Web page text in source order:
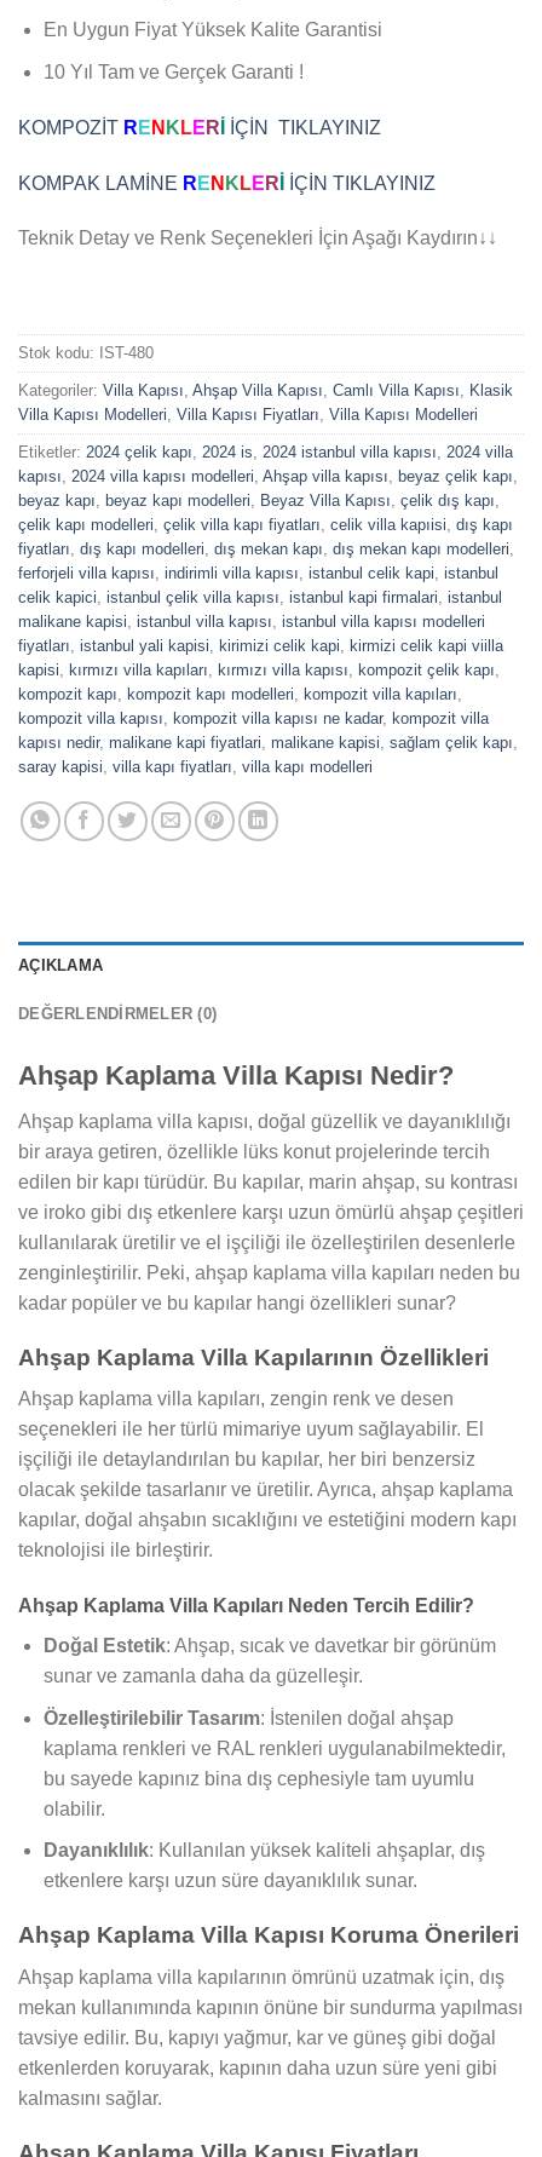
En Uygun Fiyat Yüksek Kalite Garantisi
10 Yıl Tam ve Gerçek Garanti !
KOMPOZİT R E N K LE R İÇİN TIKLAYINIZ
KOMPAK LAMİNE R E N K LE R İÇİN TIKLAYINIZ
Teknik Detay ve Renk Seçenekleri İçin Aşağı Kaydırın↓↓
Stok kodu: IST-480
Kategoriler: Villa Kapısı Ahşap Villa Kapısı Camlı Villa Kapısı
Klasik
Villa Kapısı Modelleri Villa Kapısı Fiyatları Villa Kapısı Modelleri
Etiketler: 2024 çelik kapı 2024 is 2024 istanbul villa kapısı
2024 villa
kapısı
2024 villa kapısı modelleri Ahşap villa kapısı beyaz çelik kapı
beyaz kapı
beyaz kapı modelleri Beyaz Villa Kapısı çelik dış kapı
çelik kapı modelleri çelik villa kapı fiyatları celik villa kapıisi dış kapı
fiyatları dış kapı modelleri dış mekan kapı dış mekan kapı modelleri
ferforjeli villa kapısı indirimli villa kapısı istanbul celik kapi istanbul
celik kapici istanbul çelik villa kapısı istanbul kapi firmalari istanbul
malikane kapisi istanbul villa kapısı istanbul villa kapısı modelleri
fiyatları istanbul yali kapisi kirimizi celik kapi
kirmizi celik kapi viilla
kapisi
kırmızı villa kapıları kırmızı villa kapısı kompozit çelik kapı
kompozit kapı
kompozit kapı modelleri kompozit villa kapıları
kompozit villa kapısı
kompozit villa kapısı ne kadar, kompozit villa
kapısı nedir, malikane kapi fiyatlari malikane kapisi sağlam çelik kapı
saray kapisi villa kapı fiyatları villa kapı modelleri
AÇIKLAMA
DEĞERLENDIRMELER (0)
Ahşap Kaplama Villa Kapısı Nedir?
Ahşap kaplama villa kapısı, doğal güzellik ve dayanıklılığı
bir araya getiren, özellikle lüks konut projelerinde tercih
edilen bir kapı türüdür. Bu kapılar, marin ahşap, su kontrası
ve iroko gibi dış etkenlere karşı uzun ömürlü ahşap çeşitleri
kullanılarak üretilir ve el işçiliği ile özelleştirilen desenlerle
zenginleştirilir. Peki, ahşap kaplama villa kapıları neden bu
kadar popüler ve bu kapılar hangi özellikleri sunar?
Ahşap Kaplama Villa Kapılarının Özellikleri
Ahşap kaplama villa kapıları, zengin renk ve desen
seçenekleri ile her türlü mimariye uyum sağlayabilir. El
işçiliği ile detaylandırılan bu kapılar, her biri benzersiz
olacak şekilde tasarlanır ve üretilir. Ayrıca, ahşap kaplama
kapılar, doğal ahşabın sıcaklığını ve estetiğini modern kapı
teknolojisi ile birleştirir.
Ahşap Kaplama Villa Kapıları Neden Tercih Edilir?
Doğal Estetik: Ahşap, sıcak ve davetkar bir görünüm
sunar ve zamanla daha da güzelleşir.
Özelleştirilebilir Tasarım: İstenilen doğal ahşap
kaplama renkleri ve RAL renkleri uygulanabilmektedir,
bu sayede kapınız bina dış cephesiyle tam uyumlu
olabilir.
Dayanıklılık: Kullanılan yüksek kaliteli ahşaplar, dış
etkenlere karşı uzun süre dayanıklılık sunar.
Ahşap Kaplama Villa Kapısı Koruma Önerileri
Ahşap kaplama villa kapılarının ömrünü uzatmak için, dış
mekan kullanımında kapının önüne bir sundurma yapılması
tavsiye edilir. Bu, kapıyı yağmur, kar ve güneş gibi doğal
etkenlerden koruyarak, kapının daha uzun süre yeni gibi
kalmasını sağlar.